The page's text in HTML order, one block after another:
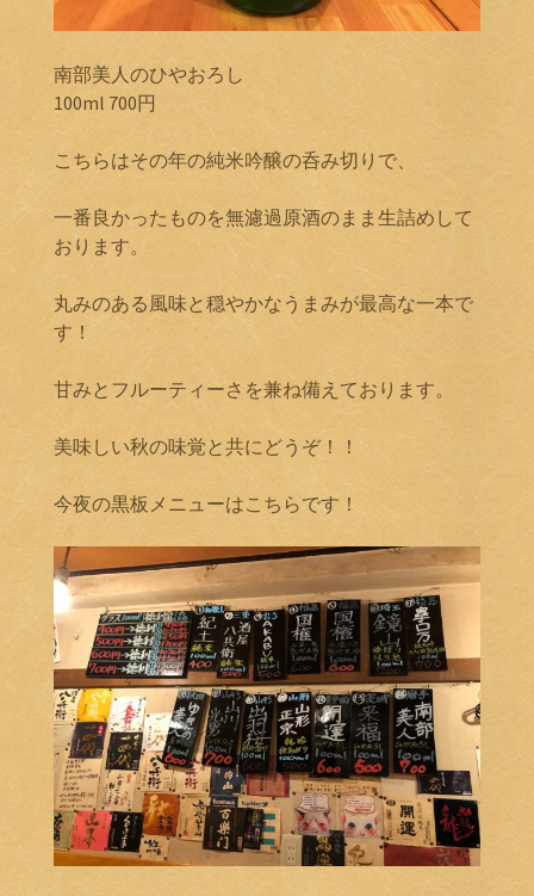
南部美人のひやおろし
100ml 700円
こちらはその年の純米吟醸の呑み切りで、
一番良かったものを無濾過原酒のまま生詰めして
おります。
丸みのある風味と穏やかなうまみが最高な一本で
す！
甘みとフルーティーさを兼ね備えております。
美味しい秋の味覚と共にどうぞ！！
今夜の黒板メニューはこちらです！